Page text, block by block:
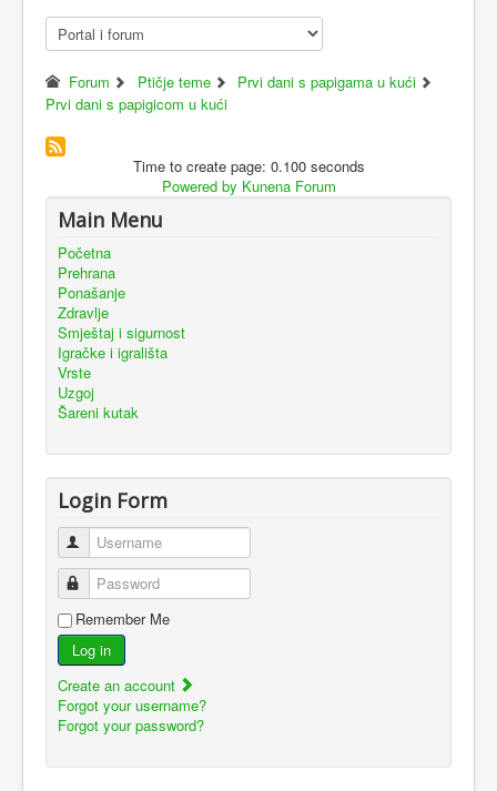
Forum Ptičje teme
Prvi dani s papigama u kući
Prvi dani s papigicom u kući
Time to create page: 0.100 seconds
Powered by Kunena Forum
Main Menu
Početna
Prehrana
Ponašanje
Zdravlje
Smještaj i sigurnost
Igračke i igrališta
Vrste
Uzgoj
Šareni kutak
Login Form
Username
Password
Remember Me
Log in
Create an account
Forgot your username?
Forgot your password?